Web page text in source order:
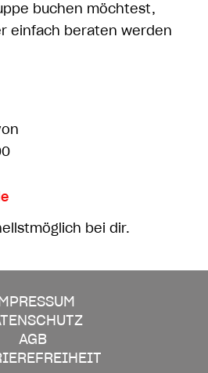
buchen möchtest,
einfach beraten werden
bei dir.
AGB